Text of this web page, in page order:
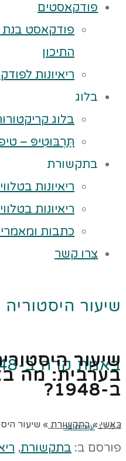
פודקאסטים
פודקאסט
התיכון
ריאיונות
בלוג
בלוג
תַּרְבּוּטִיפּ –
בתקשורת
ריאיונות
ריאיונות
כתבות
צרו קשר
שיעור
באמת קרה ב-1948?
ראשי » בתקשורת » שיעור
שיעור
בערבית: מה
ב-1948?
17:54 עידית בר
פורסם ב: בתקשורת,